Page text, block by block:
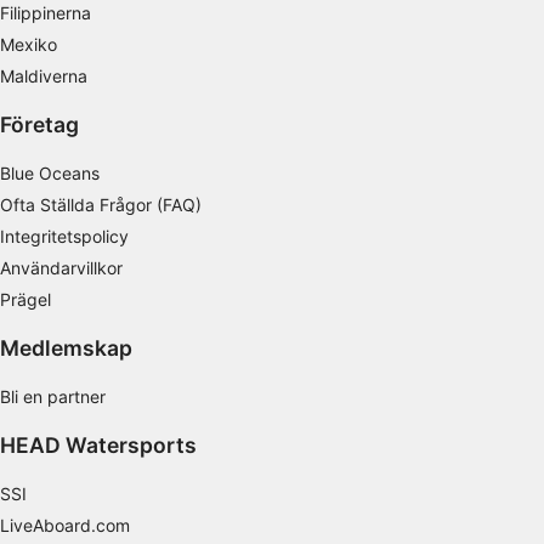
Filippinerna
Mexiko
Maldiverna
Företag
Blue Oceans
Ofta Ställda Frågor (FAQ)
Integritetspolicy
Användarvillkor
Prägel
Medlemskap
Bli en partner
HEAD Watersports
SSI
LiveAboard.com
Mäta reklamprestanda
kombinationer av data från olika källor
Utveckla och förbättra tjänster
Använda begränsade data för att välja
Använda exakta uppgifter om geografisk
Identifiera enheter baserat på information
som aktivt begärs
Behandlingsändamål som inte rör IAB:
Nödvändig